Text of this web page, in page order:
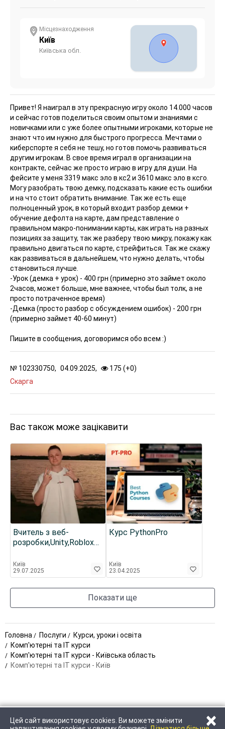
Місцезнаходження
Київ
Київська обл.
Привет! Я наиграл в эту прекрасную игру около 14.000 часов
и сейчас готов поделиться своим опытом и знаниями с
новичками или с уже более опытными игроками, которые не
знают что им нужно для быстрого прогресса. Мечтами о
киберспорте я себя не тешу, но готов помочь развиваться
другим игрокам. В свое время играл в организации на
контракте, сейчас же просто играю в игру для души. На
фейсите у меня 3319 макс эло в кс2 и 3610 макс эло в ксго.
Могу разобрать твою демку, подсказать какие есть ошибки
и на что стоит обратить внимание. Так же есть еще
полноценный урок, в который входит разбор демки +
обучение дефолта на карте, дам представление о
правильном макро-понимании карты, как играть на разных
позициях за защиту, так же разберу твою микру, покажу как
правильно двигаться по карте, стрейфиться. Так же скажу
как развиваться в дальнейшем, что нужно делать, чтобы
становиться лучше.
-Урок (демка + урок) - 400 грн (примерно это займет около
2часов, может больше, мне важнее, чтобы был толк, а не
просто потраченное время)
-Демка (просто разбор с обсуждением ошибок) - 200 грн
(примерно займет 40-60 минут)
Пишите в сообщения, договоримся обо всем :)
№ 102330750, 04.09.2025, 175 (+0)
Скарга
Вас також може зацікавити
Вчитель з веб-
розробки,Unity,Roblox
Київ
29.07.2025
Курс PythonPro
Київ
23.04.2025
Показати ще
Головна Послуги
Курси, уроки і освіта
Комп'ютерні та IT курси
Комп'ютерні та IT курси - Київська область
Комп'ютерні та IT курси - Київ
Цей сайт використовує cookies. Ви можете змінити
×
ЗАТЕЛЕФОНУВАТИ НАПИСАТИ